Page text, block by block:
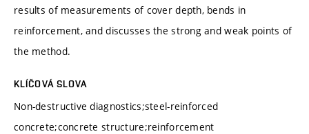
results of measurements of cover depth, bends in
reinforcement, and discusses the strong and weak points of
the method.
KLÍČOVÁ SLOVA
Non-destructive diagnostics;steel-reinforced
concrete;concrete structure;reinforcement